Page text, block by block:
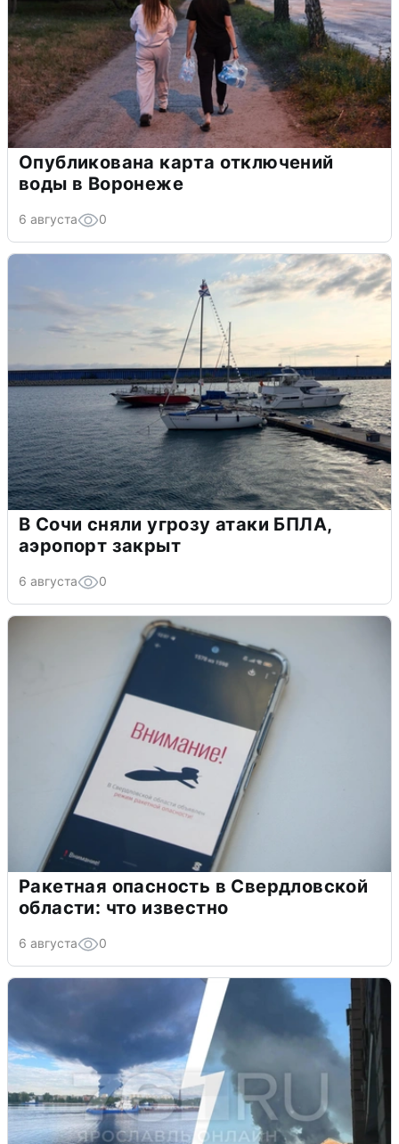
Опубликована карта отключений
воды в Воронеже
6 августа 0
В Сочи сняли угрозу атаки БПЛА,
аэропорт закрыт
6 августа 0
Ракетная опасность в Свердловской
области: что известно
6 августа 0